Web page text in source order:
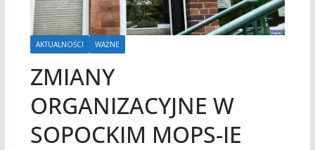
AKTUALNOŚCI WAŻNE
ZMIANY
ORGANIZACYJNE W
SOPOCKIM MOPS-IE